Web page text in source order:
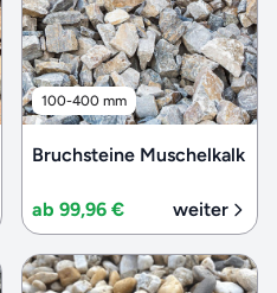
100-400 mm
Bruchsteine Muschelkalk
ab 99,96 € weiter